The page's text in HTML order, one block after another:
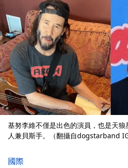
基努李維不僅是出色的演員，也是天
人兼貝斯手。（翻攝自dogstarband IG
國際